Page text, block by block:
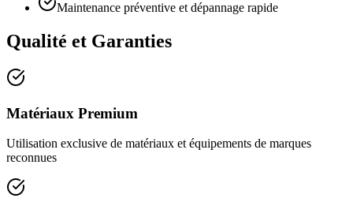
Maintenance préventive et dépannage rapide
Qualité et Garanties
Matériaux Premium
Utilisation exclusive de matériaux et équipements de marques
reconnues